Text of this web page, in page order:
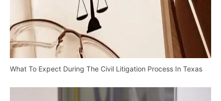
What To Expect During The Civil Litigation Process In Texas